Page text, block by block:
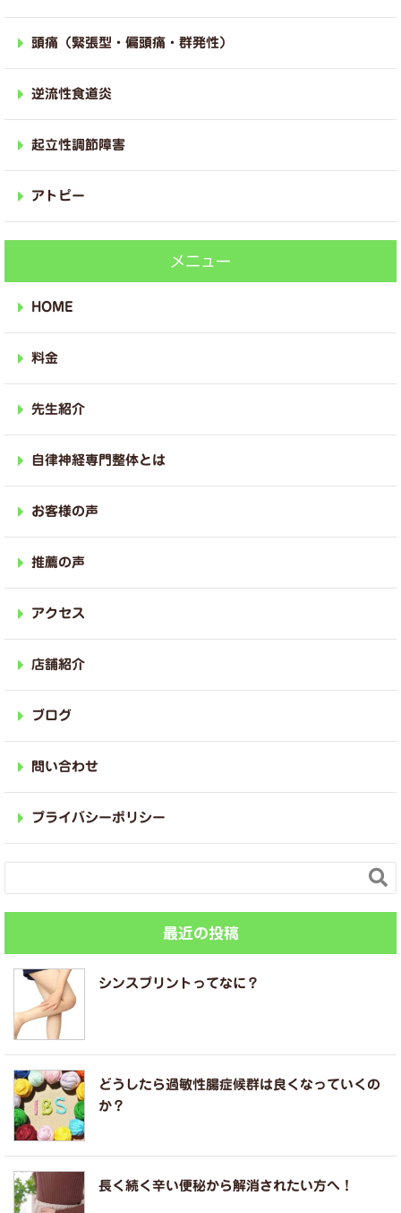
頭痛（緊張型・偏頭痛・群発性）
逆流性食道炎
起立性調節障害
アトピー
メニュー
HOME
料金
先生紹介
自律神経専門整体とは
お客様の声
推薦の声
アクセス
店舗紹介
ブログ
問い合わせ
プライバシーポリシー

最近の投稿
シンスプリントってなに？
どうしたら過敏性腸症候群は良くなっていくの
か？
長く続く辛い便秘から解消されたい方へ！